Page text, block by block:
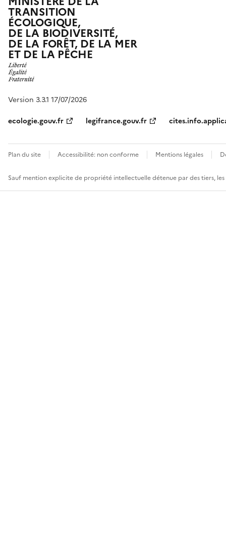
TRANSITION
ÉCOLOGIQUE,
DE LA BIODIVERSITÉ,
DE LA FORÊT, DE LA MER
ET DE LA PÊCHE
Version 3.3.1 17/07/2026
ecologie.gouv.fr
legifrance.gouv.fr
Plan du site Accessibilité: non conforme Mentions légales
Sauf mention explicite de propriété intellectuelle détenue par des tiers,